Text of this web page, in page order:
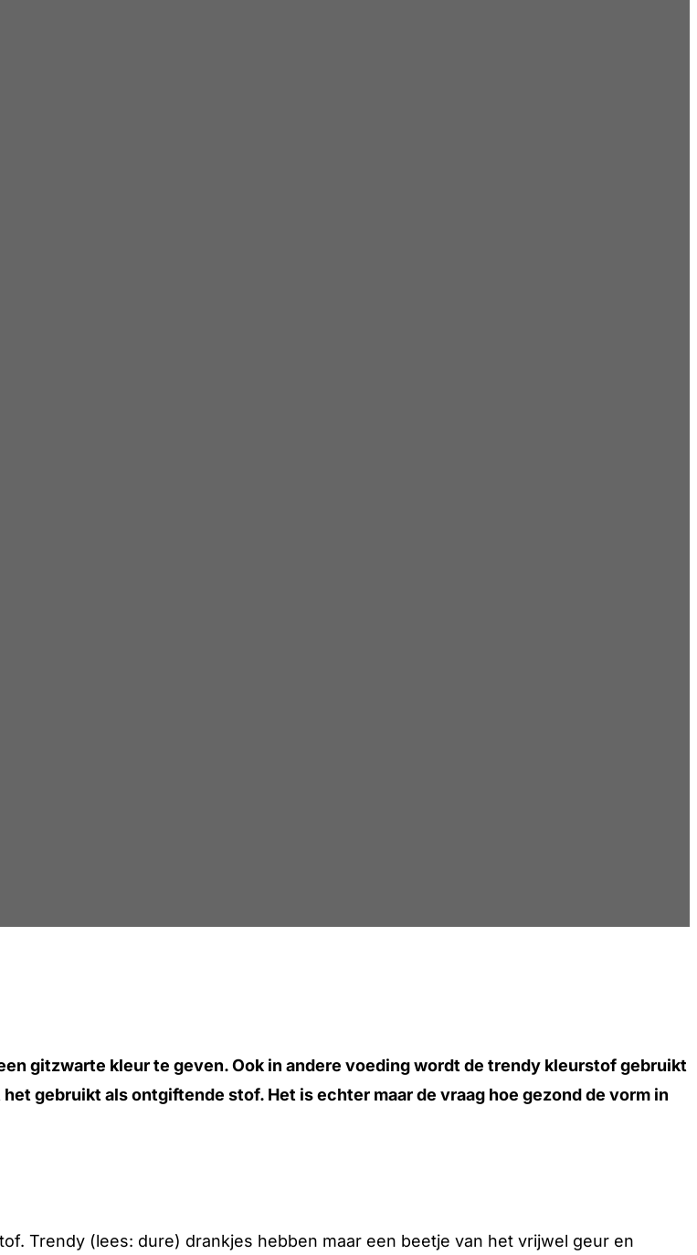
gitzwarte kleur te geven. Ook in andere voeding wordt de trendy kleurstof gebruikt
gebruikt als ontgiftende stof. Het is echter maar de vraag hoe gezond de vorm in
Trendy (lees: dure) drankjes hebben maar een beetje van het vrijwel geur en